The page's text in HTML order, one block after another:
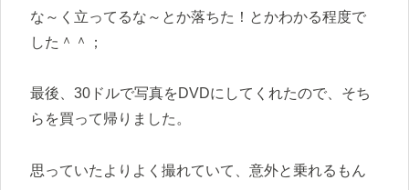
な～く立ってるな～とか落ちた！とかわかる程度で
した＾＾；
最後、30ドルで写真をDVDにしてくれたので、そち
らを買って帰りました。
思っていたよりよく撮れていて、意外と乗れるもん